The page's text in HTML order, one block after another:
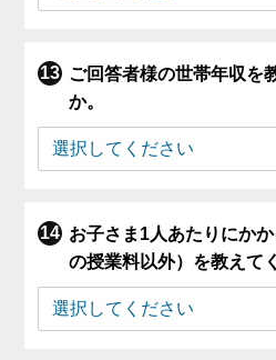
ご回答者様の世帯年収を
か。
お子さま1人あたりにか
の授業料以外）を教えて